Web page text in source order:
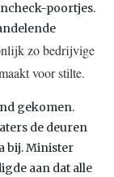
poortjes.
zo bedrijvige
voor stilte.
gekomen.
de deuren
bij. Minister
aan dat alle